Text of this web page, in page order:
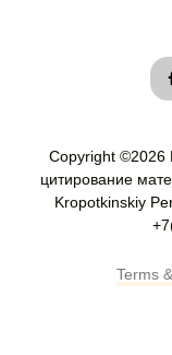
Copyright ©2026
цитирование
Kropotkinskiy
Terms